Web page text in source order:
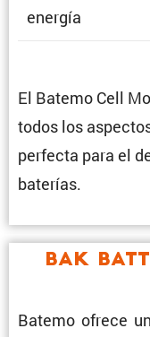
energía
El Batemo Cell
todos los
perfecta para el
baterías.
BAK
Batemo ofrece